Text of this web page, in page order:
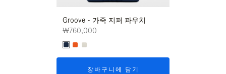
Groove - 가죽 지퍼 파우치
₩760,000
장바구니에 담기